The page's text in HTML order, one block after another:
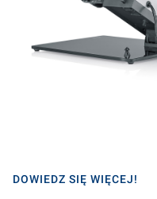
Linki w stopce
DOWIEDZ SIĘ WIĘCEJ!